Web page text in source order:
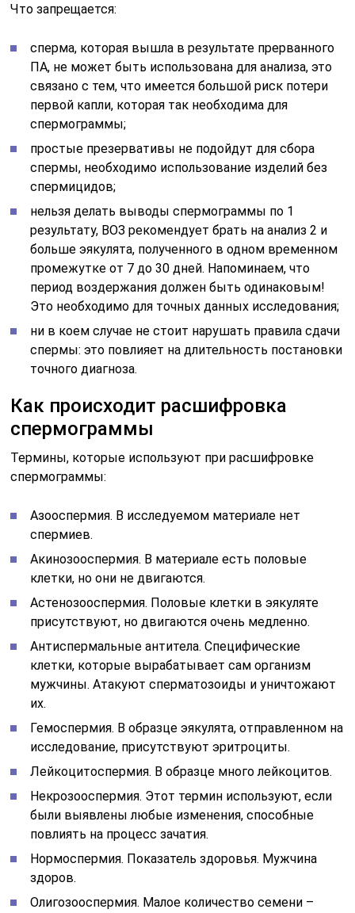
Что запрещается:
сперма, которая вышла в результате прерванного
ПА, не может быть использована для анализа, это
связано с тем, что имеется большой риск потери
первой капли, которая так необходима для
спермограммы;
простые презервативы не подойдут для сбора
спермы, необходимо использование изделий без
спермицидов;
нельзя делать выводы спермограммы по 1
результату, ВОЗ рекомендует брать на анализ 2 и
больше эякулята, полученного в одном временном
промежутке от 7 до 30 дней. Напоминаем, что
период воздержания должен быть одинаковым!
Это необходимо для точных данных исследования;
ни в коем случае не стоит нарушать правила сдачи
спермы: это повлияет на длительность постановки
точного диагноза.
Как происходит расшифровка
спермограммы
Термины, которые используют при расшифровке
спермограммы:
Азооспермия. В исследуемом материале нет
спермиев.
Акинозооспермия. В материале есть половые
клетки, но они не двигаются.
Астенозооспермия. Половые клетки в эякуляте
присутствуют, но двигаются очень медленно.
Антиспермальные антитела. Специфические
клетки, которые вырабатывает сам организм
мужчины. Атакуют сперматозоиды и уничтожают
их.
Гемоспермия. В образце эякулята, отправленном на
исследование, присутствуют эритроциты.
Лейкоцитоспермия. В образце много лейкоцитов.
Некрозооспермия. Этот термин используют, если
были выявлены любые изменения, способные
повлиять на процесс зачатия.
Нормоспермия. Показатель здоровья. Мужчина
здоров.
Олигозооспермия. Малое количество семени –